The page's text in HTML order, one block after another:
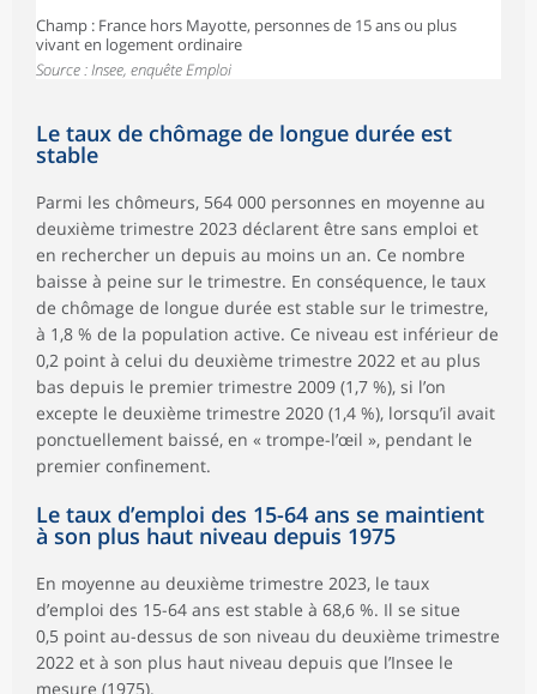
Champ : France hors Mayotte, personnes de 15 ans ou plus
vivant en logement ordinaire
Source : Insee, enquête Emploi
Le taux de chômage de longue durée est
stable
Parmi les chômeurs, 564 000 personnes en moyenne au
deuxième trimestre 2023 déclarent être sans emploi et
en rechercher un depuis au moins un an. Ce nombre
baisse à peine sur le trimestre. En conséquence, le taux
de chômage de longue durée est stable sur le trimestre,
à 1,8 % de la population active. Ce niveau est inférieur de
0,2 point à celui du deuxième trimestre 2022 et au plus
bas depuis le premier trimestre 2009 (1,7 %), si l’on
excepte le deuxième trimestre 2020 (1,4 %), lorsqu’il avait
ponctuellement baissé, en « trompe-l’œil », pendant le
premier confinement.
Le taux d’emploi des 15-64 ans se maintient
à son plus haut niveau depuis 1975
En moyenne au deuxième trimestre 2023, le taux
d’emploi des 15-64 ans est stable à 68,6 %. Il se situe
0,5 point au-dessus de son niveau du deuxième trimestre
2022 et à son plus haut niveau depuis que l’Insee le
mesure (1975).